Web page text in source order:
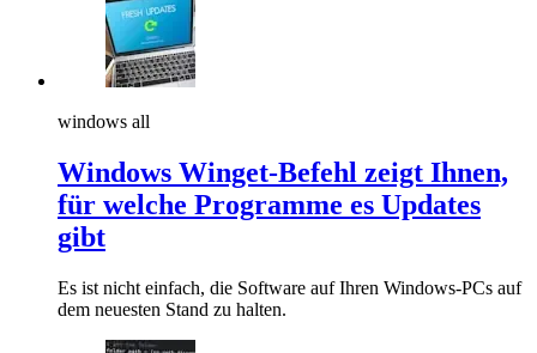
windows all
Windows Winget-Befehl zeigt Ihnen,
für welche Programme es Updates
gibt
Es ist nicht einfach, die Software auf Ihren Windows-PCs auf
dem neuesten Stand zu halten.